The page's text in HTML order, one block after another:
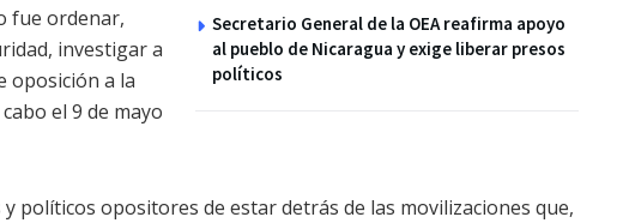
Secretario General de la OEA reafirma apoyo
al pueblo de Nicaragua y exige liberar presos
políticos
fue ordenar,
investigar a
oposición a la
el 9 de mayo
políticos opositores de estar detrás de las movilizaciones que,